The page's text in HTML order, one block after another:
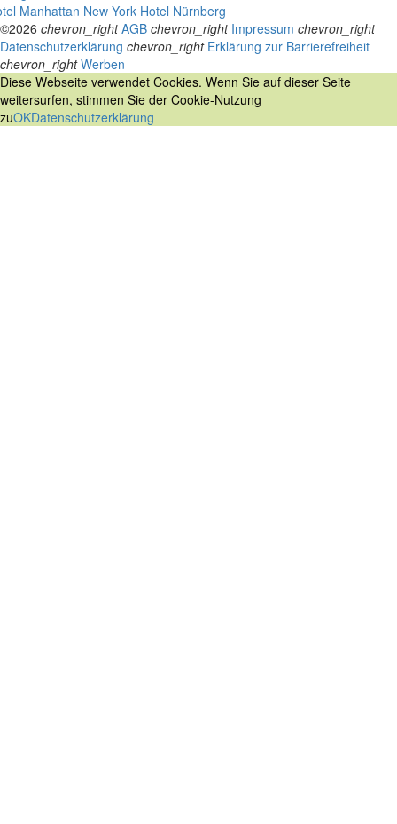
Manhattan New York Hotel Nürnberg
©2026 chevron_right AGB chevron_right Impressum chevron_right
Datenschutzerklärung chevron_right Erklärung zur Barrierefreiheit
chevron_right Werben
Diese Webseite verwendet Cookies. Wenn Sie auf dieser Seite
weitersurfen, stimmen Sie der Cookie-Nutzung
zuOKDatenschutzerklärung